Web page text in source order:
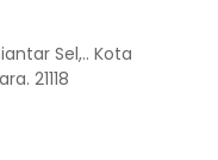
Sel,.. Kota
21118